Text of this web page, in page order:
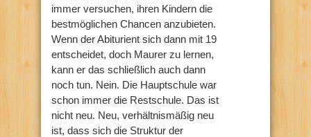
immer versuchen, ihren Kindern die
bestmöglichen Chancen anzubieten.
Wenn der Abiturient sich dann mit 19
entscheidet, doch Maurer zu lernen,
kann er das schließlich auch dann
noch tun. Nein. Die Hauptschule war
schon immer die Restschule. Das ist
nicht neu. Neu, verhältnismäßig neu
ist, dass sich die Struktur der